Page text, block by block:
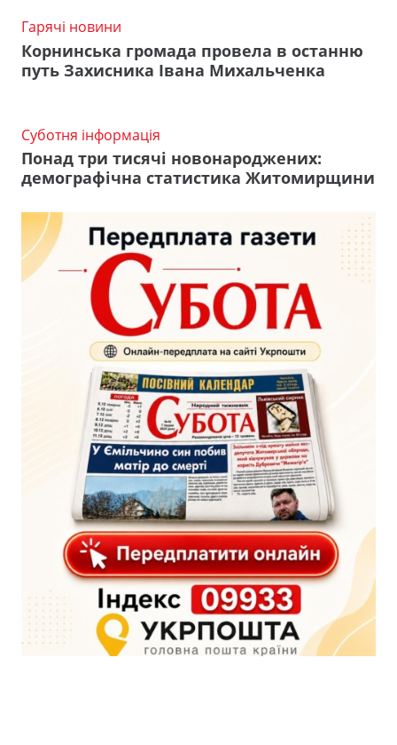
Гарячі новини
Корнинська громада провела в останню
путь Захисника Івана Михальченка
Суботня інформація
Понад три тисячі новонароджених:
демографічна статистика Житомирщини